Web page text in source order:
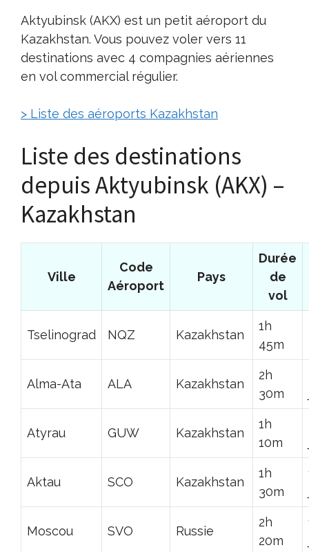
Aktyubinsk (AKX) est un petit aéroport du
Kazakhstan. Vous pouvez voler vers 11
destinations avec 4 compagnies aériennes
en vol commercial régulier.
> Liste des aéroports Kazakhstan
Liste des destinations
depuis Aktyubinsk (AKX) –
Kazakhstan
Ville
Code
Aéroport
Pays
Durée
de
vol
Tselinograd NQZ Kazakhstan
1h
45m
Alma-Ata ALA Kazakhstan
2h
30m
Atyrau GUW Kazakhstan
1h
10m
Aktau SCO Kazakhstan
1h
30m
Moscou SVO Russie
2h
20m